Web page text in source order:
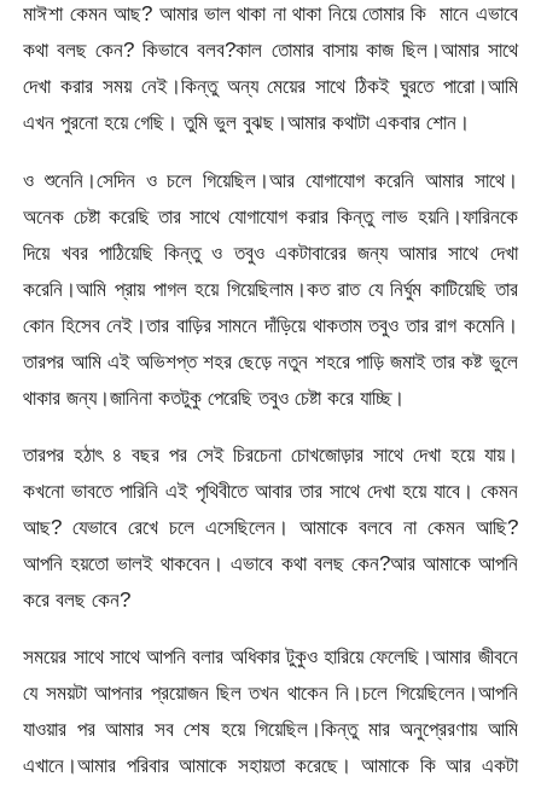
মাঈশা কেমন আছ? আমার ভাল থাকা না থাকা নিয়ে তোমার কি মানে এভাবে
কথা বলছ কেন? কিভাবে বলব?কাল তোমার বাসায় কাজ ছিল।আমার সাথে
দেখা করার সময় নেই।কিন্তু অন্য মেয়ের সাথে ঠিকই ঘুরতে পারো।আমি
এখন পুরনো হয়ে গেছি। তুমি ভুল বুঝছ।আমার কথাটা একবার শোন।
ও শুনেনি।সেদিন ও চলে গিয়েছিল।আর যোগাযোগ করেনি আমার সাথে।
অনেক চেষ্টা করেছি তার সাথে যোগাযোগ করার কিন্তু লাভ হয়নি।ফারিনকে
দিয়ে খবর পাঠিয়েছি কিন্তু ও তবুও একটাবারের জন্য আমার সাথে দেখা
করেনি।আমি প্রায় পাগল হয়ে গিয়েছিলাম।কত রাত যে নির্ঘুম কাটিয়েছি তার
কোন হিসেব নেই।তার বাড়ির সামনে দাঁড়িয়ে থাকতাম তবুও তার রাগ কমেনি।
তারপর আমি এই অভিশপ্ত শহর ছেড়ে নতুন শহরে পাড়ি জমাই তার কষ্ট ভুলে
থাকার জন্য।জানিনা কতটুকু পেরেছি তবুও চেষ্টা করে যাচ্ছি।
তারপর হঠাৎ ৪ বছর পর সেই চিরচেনা চোখজোড়ার সাথে দেখা হয়ে যায়।
কখনো ভাবতে পারিনি এই পৃথিবীতে আবার তার সাথে দেখা হয়ে যাবে। কেমন
আছ? যেভাবে রেখে চলে এসেছিলেন। আমাকে বলবে না কেমন আছি?
আপনি হয়তো ভালই থাকবেন। এভাবে কথা বলছ কেন?আর আমাকে আপনি
করে বলছ কেন?
সময়ের সাথে সাথে আপনি বলার অধিকার টুকুও হারিয়ে ফেলেছি।আমার জীবনে
যে সময়টা আপনার প্রয়োজন ছিল তখন থাকেন নি।চলে গিয়েছিলেন।আপনি
যাওয়ার পর আমার সব শেষ হয়ে গিয়েছিল।কিন্তু মার অনুপ্রেরণায় আমি
এখানে।আমার পরিবার আমাকে সহায়তা করেছে। আমাকে কি আর একটা